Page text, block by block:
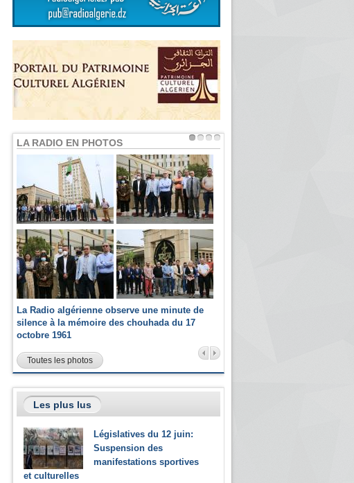
LA RADIO EN PHOTOS
La Radio algérienne observe une minute de
silence à la mémoire des chouhada du 17
octobre 1961
Toutes les photos
Les plus lus
Législatives du 12 juin:
Suspension des
manifestations sportives
et culturelles